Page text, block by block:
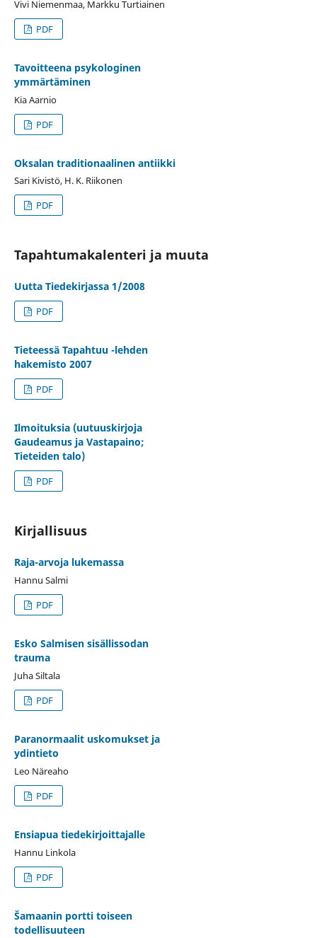
Vivi Niemenmaa, Markku Turtiainen
PDF
Tavoitteena psykologinen
ymmärtäminen
Kia Aarnio
PDF
Oksalan traditionaalinen antiikki
Sari Kivistö, H. K. Riikonen
PDF
Tapahtumakalenteri ja muuta
Uutta Tiedekirjassa 1/2008
PDF
Tieteessä Tapahtuu -lehden
hakemisto 2007
PDF
Ilmoituksia (uutuuskirjoja
Gaudeamus ja Vastapaino;
Tieteiden talo)
PDF
Kirjallisuus
Raja-arvoja lukemassa
Hannu Salmi
PDF
Esko Salmisen sisällissodan
trauma
Juha Siltala
PDF
Paranormaalit uskomukset ja
ydintieto
Leo Näreaho
PDF
Ensiapua tiedekirjoittajalle
Hannu Linkola
PDF
Šamaanin portti toiseen
todellisuuteen